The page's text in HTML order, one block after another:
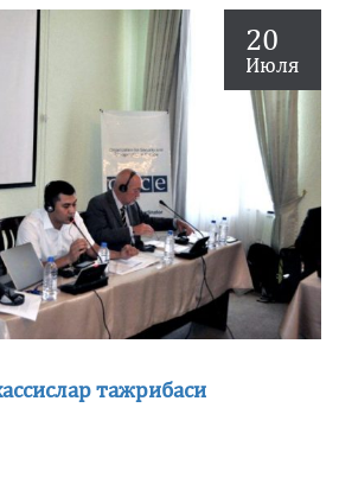
20
Июля
тажрибаси